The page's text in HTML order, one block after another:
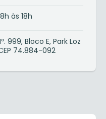
às 18h
999, Bloco E, Park Loz
74.884-092